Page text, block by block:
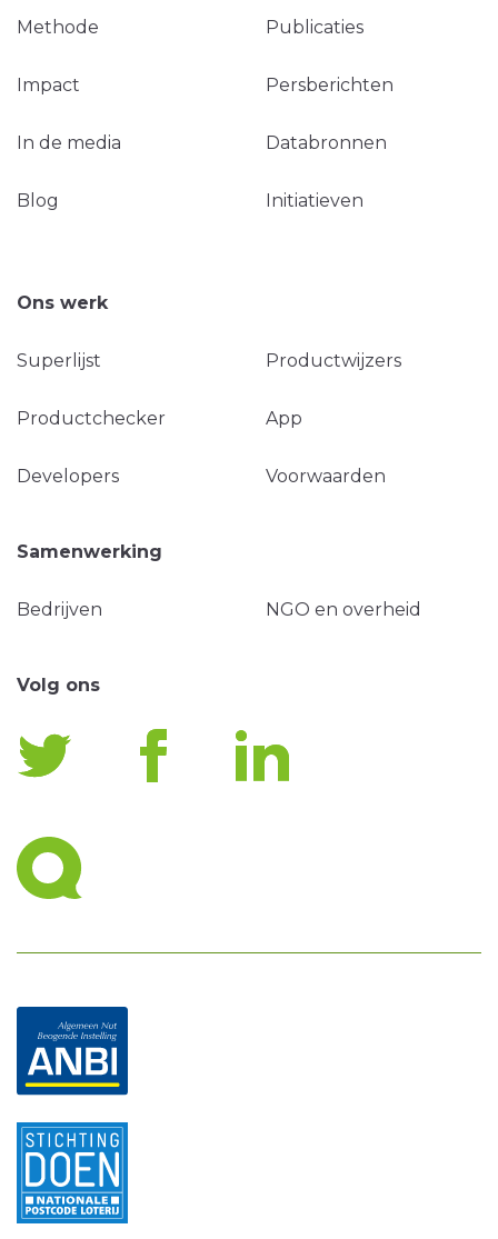
Methode Publicaties
Impact Persberichten
In de media Databronnen
Blog Initiatieven
Ons werk
Superlijst Productwijzers
Productchecker App
Developers Voorwaarden
Samenwerking
Bedrijven NGO en overheid
Volg ons